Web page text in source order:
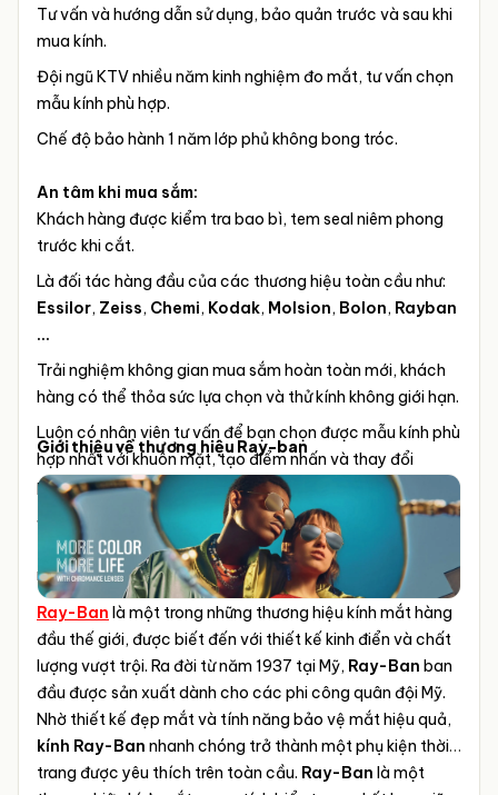
Tư vấn và hướng dẫn sử dụng, bảo quản trước và sau khi
mua kính.
Đội ngũ KTV nhiều năm kinh nghiệm đo mắt, tư vấn chọn
mẫu kính phù hợp.
Chế độ bảo hành 1 năm lớp phủ không bong tróc.
An tâm khi mua sắm:
Khách hàng được kiểm tra bao bì, tem seal niêm phong
trước khi cắt.
Là đối tác hàng đầu của các thương hiệu toàn cầu như:
Essilor, Zeiss, Chemi, Kodak, Molsion, Bolon, Rayban
...
Trải nghiệm không gian mua sắm hoàn toàn mới, khách
hàng có thể thỏa sức lựa chọn và thử kính không giới hạn.
Luôn có nhân viên tư vấn để bạn chọn được mẫu kính phù
hợp nhất với khuôn mặt, tạo điểm nhấn và thay đổi
phong cách
ĐO MẮT MIỄN PHÍ thực hiển bởi KTV Khúc Xạ BV Mắt
TPHCM hơn 10 năm kinh nghiệm cùng trang thiết bị máy
móc hiện đại & tự động.
Giới thiệu về thương hiệu Ray-ban
Ray-Ban là một trong những thương hiệu kính mắt hàng
đầu thế giới, được biết đến với thiết kế kinh điển và chất
lượng vượt trội. Ra đời từ năm 1937 tại Mỹ, Ray-Ban ban
đầu được sản xuất dành cho các phi công quân đội Mỹ.
Nhờ thiết kế đẹp mắt và tính năng bảo vệ mắt hiệu quả,
kính Ray-Ban nhanh chóng trở thành một phụ kiện thời
trang được yêu thích trên toàn cầu. Ray-Ban là một